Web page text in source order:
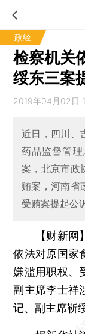
政经
检察机关
绥东三案
2019年04月02日
近日，四川、
药品监督管
案，北京市政
贿案，河南省
受贿案提起公
【财新网】
依法对原国家
嫌滥用职权、
副主席李士祥
记、副主席靳